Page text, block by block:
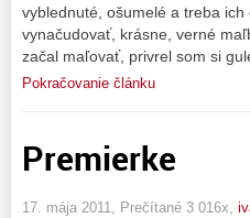
vyblednuté, ošumelé a treba
vynačudovať, krásne, verné
začal maľovať, privrel som si
Pokračovanie článku
Premierke
17. mája 2011, Prečítané 3 016x,